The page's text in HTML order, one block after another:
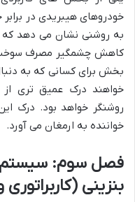
خودروهای هیبریدی در
به روشنی نشان می دهد که
کاهش چشمگیر مصرف سوخت
بخش برای کسانی که به
خواهند درک عمیق تری از
روشنگر خواهد بود. درک
خواننده به ارمغان می آورد.
فصل سوم:
بنزینی (کاربراتوری